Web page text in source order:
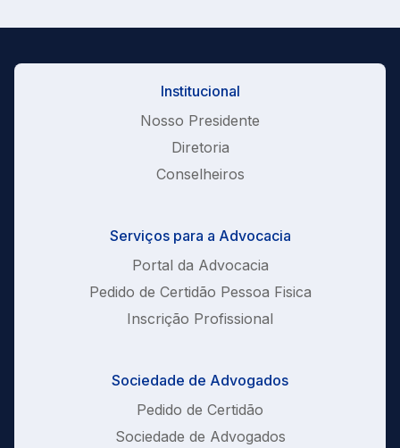
Institucional
Nosso Presidente
Diretoria
Conselheiros
Serviços para a Advocacia
Portal da Advocacia
Pedido de Certidão Pessoa Fisica
Inscrição Profissional
Sociedade de Advogados
Pedido de Certidão
Sociedade de Advogados